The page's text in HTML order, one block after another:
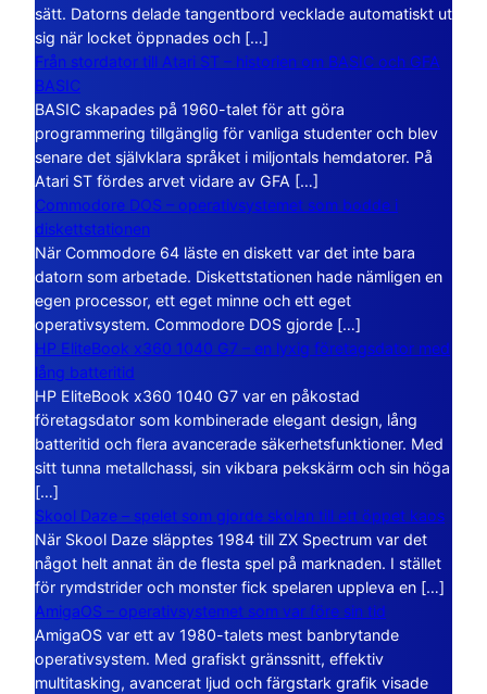
sätt. Datorns delade tangentbord vecklade automatiskt ut
sig när locket öppnades och […]
Från stordator till Atari ST – historien om BASIC och GFA
BASIC
BASIC skapades på 1960-talet för att göra
programmering tillgänglig för vanliga studenter och blev
senare det självklara språket i miljontals hemdatorer. På
Atari ST fördes arvet vidare av GFA […]
Commodore DOS – operativsystemet som bodde i
diskettstationen
När Commodore 64 läste en diskett var det inte bara
datorn som arbetade. Diskettstationen hade nämligen en
egen processor, ett eget minne och ett eget
operativsystem. Commodore DOS gjorde […]
HP EliteBook x360 1040 G7 – en lyxig företagsdator med
lång batteritid
HP EliteBook x360 1040 G7 var en påkostad
företagsdator som kombinerade elegant design, lång
batteritid och flera avancerade säkerhetsfunktioner. Med
sitt tunna metallchassi, sin vikbara pekskärm och sin höga
[…]
Skool Daze – spelet som gjorde skolan till ett öppet kaos
När Skool Daze släpptes 1984 till ZX Spectrum var det
något helt annat än de flesta spel på marknaden. I stället
för rymdstrider och monster fick spelaren uppleva en […]
AmigaOS – operativsystemet som var före sin tid
AmigaOS var ett av 1980-talets mest banbrytande
operativsystem. Med grafiskt gränssnitt, effektiv
multitasking, avancerat ljud och färgstark grafik visade